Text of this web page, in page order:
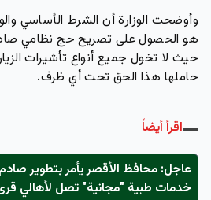
وأوضحت الوزارة أن الشرط الأساسي
هو الحصول على تصريح حج نظامي
حيث لا تخول جميع أنواع تأشيرات
حاملها هذا الحق تحت أي ظرف.
اقرأ أيضاً
عاجل: محافظ الأقصر يأمر بتطوير
خدمات طبية "مجانية" تصل لأهالي